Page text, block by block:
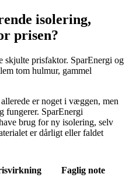
isolering,
prisen?
skjulte prisfaktor. SparEnergi og
tom hulmur, gammel
er noget i væggen, men
fungerer. SparEnergi
brug for ny isolering, selv
er dårligt eller faldet
Faglig note